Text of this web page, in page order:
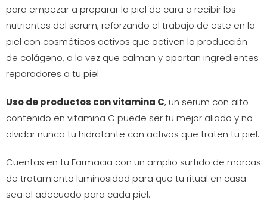
para empezar a preparar la piel de cara a recibir los
nutrientes del serum, reforzando el trabajo de este en la
piel con cosméticos activos que activen la producción
de colágeno, a la vez que calman y aportan ingredientes
reparadores a tu piel.
Uso de productos con vitamina C, un serum con alto
contenido en vitamina C puede ser tu mejor aliado y no
olvidar nunca tu hidratante con activos que traten tu piel.
Cuentas en tu Farmacia con un amplio surtido de marcas
de tratamiento luminosidad para que tu ritual en casa
sea el adecuado para cada piel.